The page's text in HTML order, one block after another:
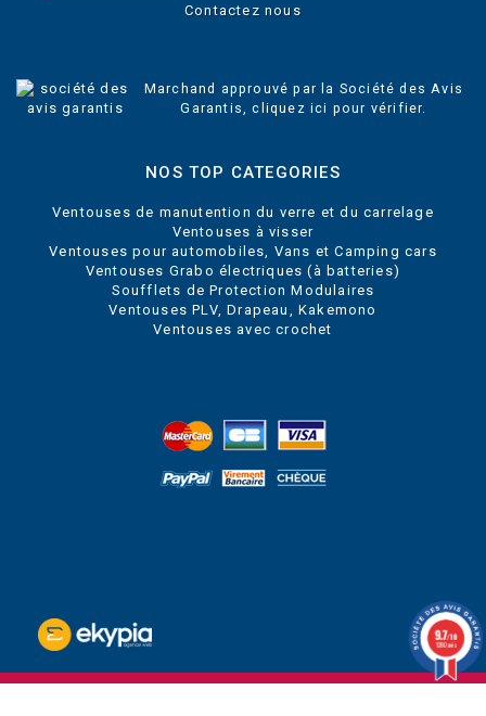
Contactez nous
Marchand approuvé par la Société des Avis
Garantis,cliquez ici pour vérifier
NOS TOP CATEGORIES
Ventouses de manutention du verre et du carrelage
Ventouses à visser
Ventouses pour automobiles, Vans et Camping cars
Ventouses Grabo électriques (à batteries)
Soufflets de Protection Modulaires
Ventouses PLV, Drapeau, Kakemono
Ventouses avec crochet
9.7/10
1280 avis